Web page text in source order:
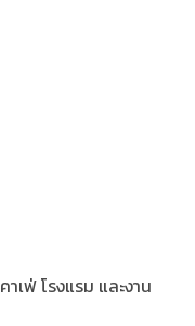
เฟ่ โรงแรม และงาน